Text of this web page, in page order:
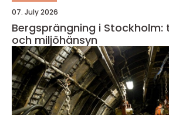
07. July 2026
Bergsprängning i Stockholm:
och miljöhänsyn